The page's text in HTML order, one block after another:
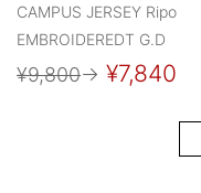
CAMPUS JERSEY Ripo
EMBROIDEREDT G.D
¥9,800→ ¥7,840